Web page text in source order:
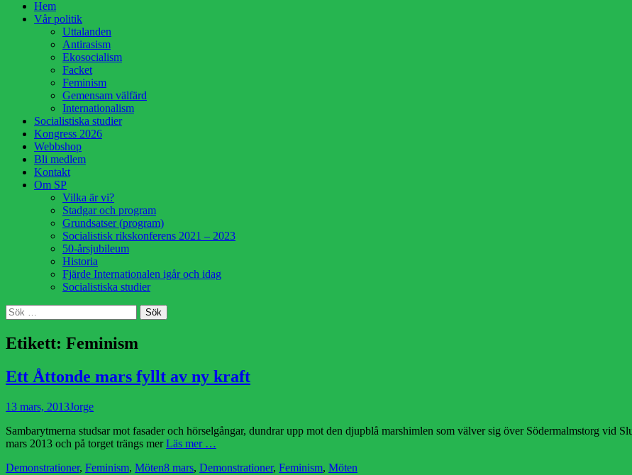
HoppaHem
Vår politik
Uttalanden
Antirasism
Ekosocialism
Facket
Feminism
Gemensam välfärd
Internationalism
Socialistiska studier
Kongress 2026
Webbshop
Bli medlem
Kontakt
Om SP
Vilka är vi?
Stadgar och program
Grundsatser (program)
Socialistisk rikskonferens 2021 – 2023
50-årsjubileum
Historia
Fjärde Internationalen igår och idag
Socialistiska studier
Sök
Sök
efter:
Etikett: Feminism
Ett Åttonde mars fyllt av ny kraft
Publicerad
13 mars, 2013Författare
Jorge
Sambarytmerna studsar mot fasader och hörselgångar, dundrar upp mot den djupblå marshimlen som välver sig över Södermalmstorg vid
mars 2013 och på torget trängs merLäs mer …
Kategorier
Demonstrationer, Feminism, MötenEtiketter
8 mars, Demonstrationer, Feminism, Möten